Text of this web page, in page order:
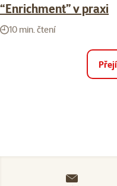
“Enrichment” v praxi
10 min. čtení